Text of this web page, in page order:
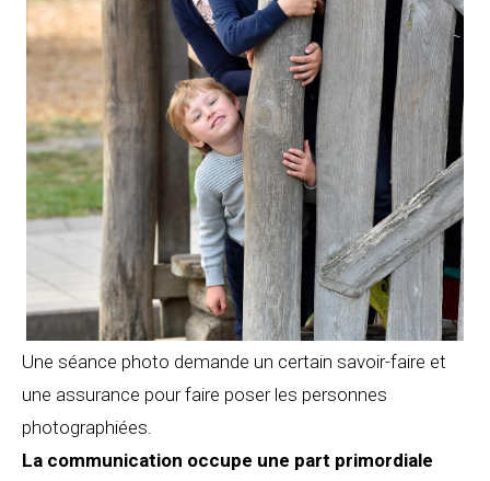
Une séance photo demande un certain savoir-faire et
une assurance pour faire poser les personnes
photographiées.
La communication occupe une part primordiale